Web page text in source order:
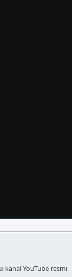
kanal YouTube resmi